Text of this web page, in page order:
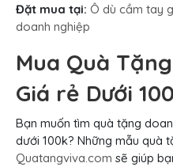
Đặt mua tại: Ô dù cầm tay
doanh nghiệp
Mua Quà
Giá rẻ Dưới
Bạn muốn tìm quà tặng
dưới 100k? Những mẫu quà
Quatangviva.com sẽ giúp